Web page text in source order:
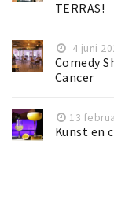
TERRAS!
4 juni
Comedy
Cancer
13
Kunst en